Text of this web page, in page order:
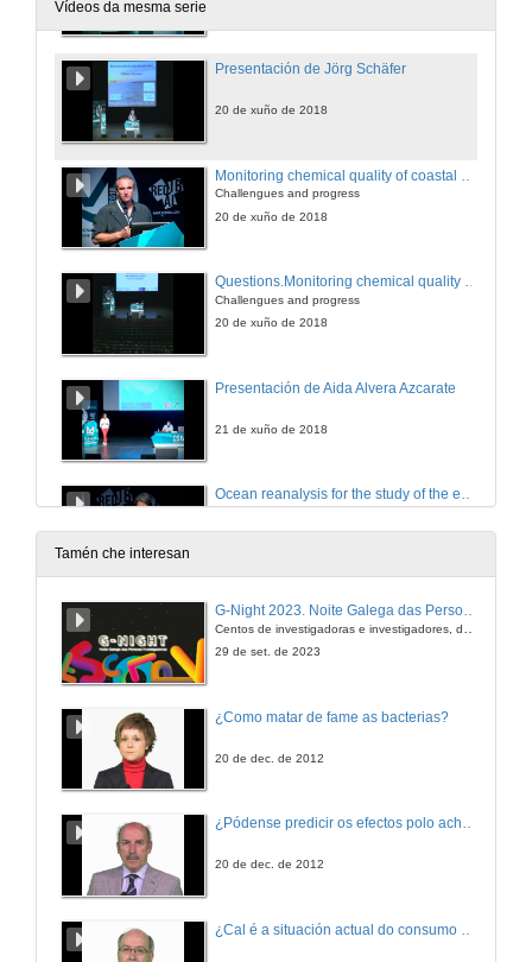
Vídeos da mesma serie
Presentación de Jörg Schäfer
20 de xuño de 2018
Challengues and progress
20 de xuño de 2018
Questions.Monitoring chemical quality of coastal waters
Challengues and progress
20 de xuño de 2018
Presentación de Aida Alvera Azcarate
21 de xuño de 2018
Ocean reanalysis for the study of the evolution of the state of the ocean over the last decades
21 de xuño de 2018
Vídeo promocional da candidatura de Illas Cies a Patrimonio
Tamén che interesan
G-Night 2023. Noite Galega das Persoas Investigadoras. Conciencias creativas
29 de set. de 2023
¿Como matar de fame as bacterias?
20 de dec. de 2012
¿Pódense predicir os efectos polo achegamento á Terra dos asteroides?
20 de dec. de 2012